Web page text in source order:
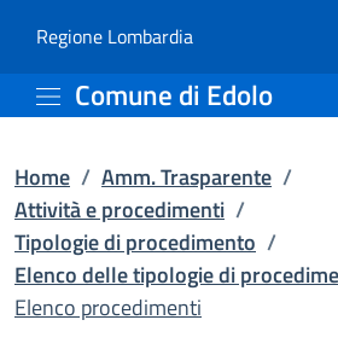
Elenco
Regione Lombardia(apre in un'altra
Comune di Edolo
Home / Amm. Trasparente /
Attività e procedimenti /
Tipologie di procedimento /
Elenco delle tipologie di
Elenco procedimenti